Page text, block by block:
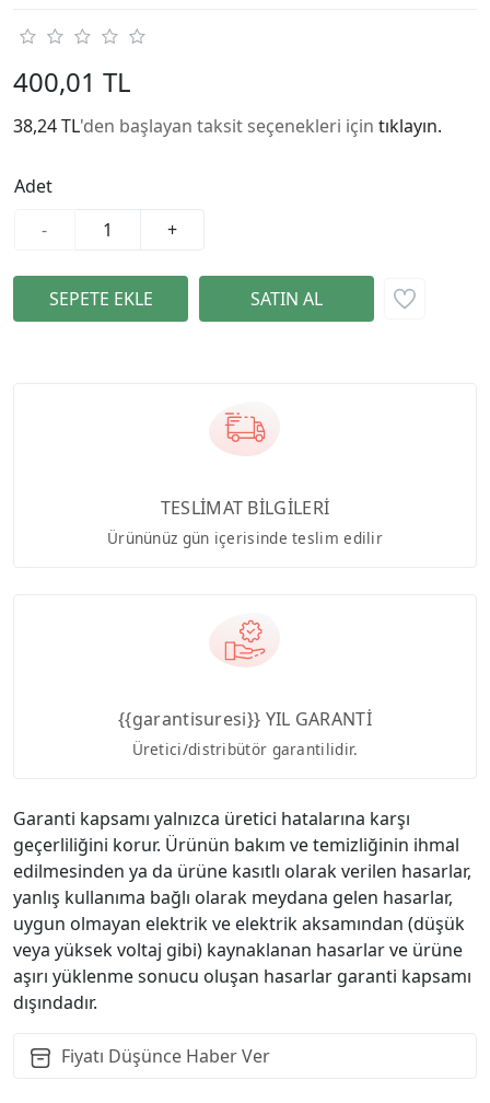
400,01 TL
38,24 TL'den başlayan taksit seçenekleri için tıklayın.
Adet
-
+
TESLİMAT BİLGİLERİ
Ürününüz gün içerisinde teslim edilir
{{garantisuresi}} YIL GARANTİ
Üretici/distribütör garantilidir.
Garanti kapsamı yalnızca üretici hatalarına karşı
geçerliliğini korur. Ürünün bakım ve temizliğinin ihmal
edilmesinden ya da ürüne kasıtlı olarak verilen hasarlar,
yanlış kullanıma bağlı olarak meydana gelen hasarlar,
uygun olmayan elektrik ve elektrik aksamından (düşük
veya yüksek voltaj gibi) kaynaklanan hasarlar ve ürüne
aşırı yüklenme sonucu oluşan hasarlar garanti kapsamı
dışındadır.
Fiyatı Düşünce Haber Ver